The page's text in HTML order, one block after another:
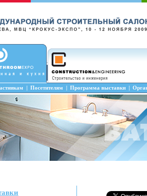
Посетителям Программа выставки